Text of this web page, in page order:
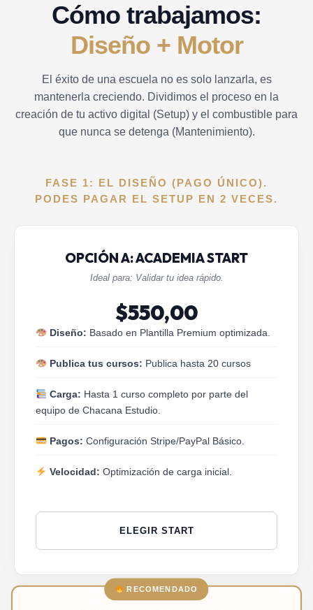
Cómo trabajamos:
Diseño + Motor
El éxito de una escuela no es solo lanzarla, es
mantenerla creciendo. Dividimos el proceso en la
creación de tu activo digital (Setup) y el combustible para
que nunca se detenga (Mantenimiento).
FASE 1: EL DISEÑO (PAGO ÚNICO).
PODES PAGAR EL SETUP EN 2 VECES.
OPCIÓN A: ACADEMIA START
Ideal para: Validar tu idea rápido.
$550,00
Diseño: Basado en Plantilla Premium optimizada.
Publica tus cursos: Publica hasta 20 cursos
Carga: Hasta 1 curso completo por parte del
equipo de Chacana Estudio.
Pagos: Configuración Stripe/PayPal Básico.
Velocidad: Optimización de carga inicial.
ELEGIR START
RECOMENDADO